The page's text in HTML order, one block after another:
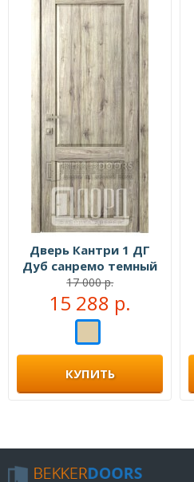
Дверь Кантри 1 ДГ
Дуб санремо темный
17 000 р.
15 288 р.
КУПИТЬ